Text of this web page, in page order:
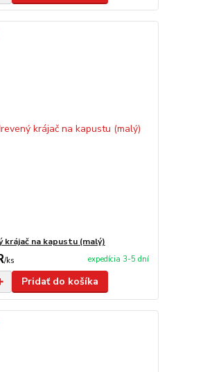
krájač na kapustu (malý)
/ks expedícia 3-5 dní
Pridať do košíka